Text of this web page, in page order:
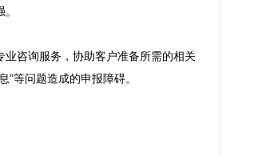
咨询服务，协助客户准备所需的相关
等问题造成的申报障碍。